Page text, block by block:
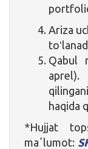
Ariza
Qabul
aprel).
haqida
*Hujjat
maʼlumot: